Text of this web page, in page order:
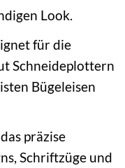
Look.
für die
Schneideplottern
Bügeleisen
präzise
Schriftzüge und